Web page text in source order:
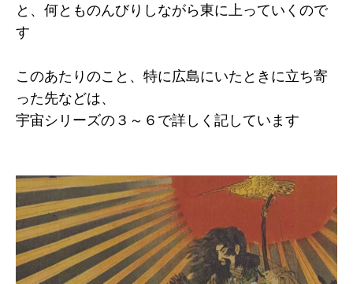
と、何とものんびりしながら東に上っていくので
す
このあたりのこと、特に広島にいたときに立ち寄
った先などは、
宇宙シリーズの３～６で詳しく記しています